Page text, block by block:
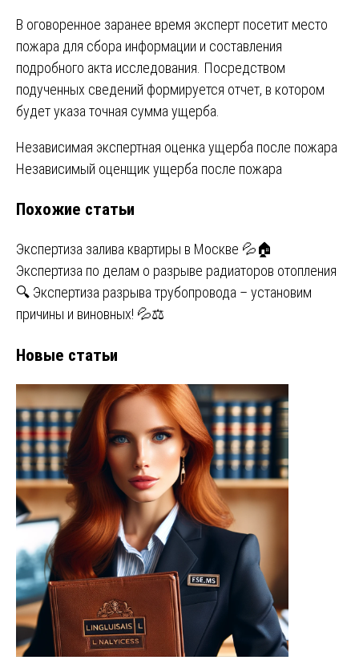
В оговоренное заранее время эксперт посетит место
пожара для сбора информации и составления
подробного акта исследования. Посредством
подученных сведений формируется отчет, в котором
будет указа точная сумма ущерба.
Навигация
записям
Независимая экспертная оценка ущерба после пожара
Независимый оценщик ущерба после пожара
Похожие статьи
Экспертиза залива квартиры в Москве 💦🏠
Экспертиза по делам о разрыве радиаторов отопления
🔍 Экспертиза разрыва трубопровода – установим
причины и виновных! 💦⚖️
Новые статьи